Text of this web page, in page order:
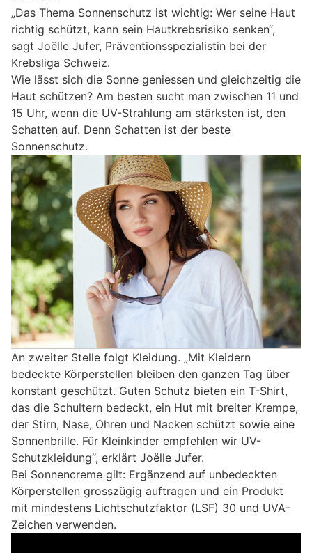
„Das Thema Sonnenschutz ist wichtig: Wer seine Haut
richtig schützt, kann sein Hautkrebsrisiko senken“,
sagt Joëlle Jufer, Präventionsspezialistin bei der
Krebsliga Schweiz.
Wie lässt sich die Sonne geniessen und gleichzeitig die
Haut schützen? Am besten sucht man zwischen 11 und
15 Uhr, wenn die UV-Strahlung am stärksten ist, den
Schatten auf. Denn Schatten ist der beste
Sonnenschutz.
An zweiter Stelle folgt Kleidung. „Mit Kleidern
bedeckte Körperstellen bleiben den ganzen Tag über
konstant geschützt. Guten Schutz bieten ein T-Shirt,
das die Schultern bedeckt, ein Hut mit breiter Krempe,
der Stirn, Nase, Ohren und Nacken schützt sowie eine
Sonnenbrille. Für Kleinkinder empfehlen wir UV-
Schutzkleidung“, erklärt Joëlle Jufer.
Bei Sonnencreme gilt: Ergänzend auf unbedeckten
Körperstellen grosszügig auftragen und ein Produkt
mit mindestens Lichtschutzfaktor (LSF) 30 und UVA-
Zeichen verwenden.